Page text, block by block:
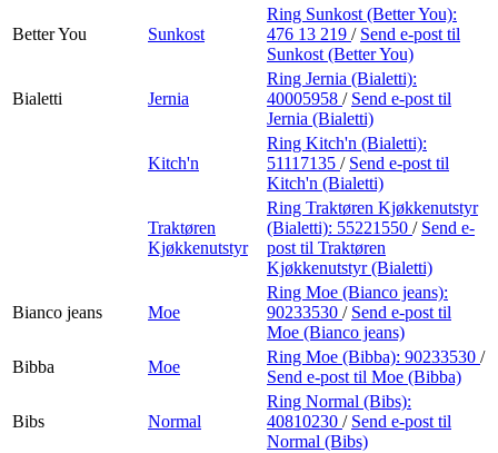
Better You Sunkost
Ring Sunkost (Better You):
476 13 219 / Send e-post til
Sunkost (Better You)
Bialetti Jernia
Ring Jernia (Bialetti):
40005958 / Send e-post til
Jernia (Bialetti)
Kitch'n
Ring Kitch'n (Bialetti):
51117135 / Send e-post til
Kitch'n (Bialetti)
Traktøren
Kjøkkenutstyr
Ring Traktøren Kjøkkenutstyr
(Bialetti): 55221550 / Send e-
post til Traktøren
Kjøkkenutstyr (Bialetti)
Bianco jeans Moe
Ring Moe (Bianco jeans):
90233530 / Send e-post til
Moe (Bianco jeans)
Bibba
Moe
Ring Moe (Bibba): 90233530 /
Send e-post til Moe (Bibba)
Bibs Normal
Ring Normal (Bibs):
40810230 / Send e-post til
Normal (Bibs)